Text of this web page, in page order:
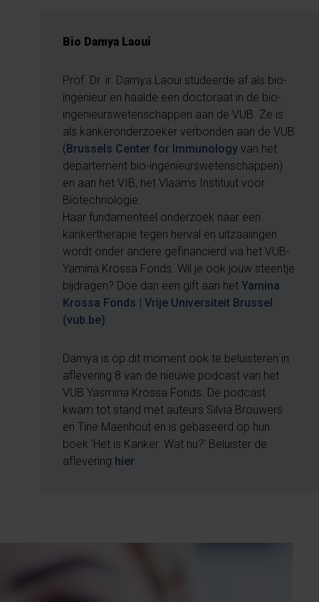
Bio Damya Laoui
Prof. Dr. ir. Damya Laoui studeerde af als bio-
ingenieur en haalde een doctoraat in de bio-
ingenieurswetenschappen aan de VUB. Ze is
als kankeronderzoeker verbonden aan de VUB
(Brussels Center for Immunology van het
departement bio-ingenieurswetenschappen)
en aan het VIB, het Vlaams Instituut voor
Biotechnologie.
Haar fundamenteel onderzoek naar een
kankertherapie tegen herval en uitzaaiingen
wordt onder andere gefinancierd via het VUB-
Yamina Krossa Fonds. Wil je ook jouw steentje
bijdragen? Doe dan een gift aan het Yamina
Krossa Fonds | Vrije Universiteit Brussel
(vub.be)
Damya is op dit moment ook te beluisteren in
aflevering 8 van de nieuwe podcast van het
VUB Yasmina Krossa Fonds. De podcast
kwam tot stand met auteurs Silvia Brouwers
en Tine Maenhout en is gebaseerd op hun
boek ‘Het is Kanker. Wat nu?' Beluister de
aflevering hier